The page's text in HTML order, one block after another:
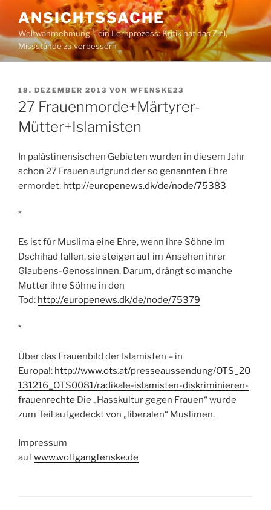
Inhalt
springen
ANSICHTSSACHE
Weltwahrnehmung – ein Lernprozess: Kritik hat das Ziel,
Missstände zu verbessern
VERÖFFENTLICHT
AM
18. DEZEMBER 2013 VON WFENSKE23
27 Frauenmorde+Märtyrer-
Mütter+Islamisten
In palästinensischen Gebieten wurden in diesem Jahr
schon 27 Frauen aufgrund der so genannten Ehre
ermordet: http://europenews.dk/de/node/75383
*
Es ist für Muslima eine Ehre, wenn ihre Söhne im
Dschihad fallen, sie steigen auf im Ansehen ihrer
Glaubens-Genossinnen. Darum, drängt so manche
Mutter ihre Söhne in den
Tod: http://europenews.dk/de/node/75379
*
Über das Frauenbild der Islamisten – in
Europa!: http://www.ots.at/presseaussendung/OTS_20
131216_OTS0081/radikale-islamisten-diskriminieren-
frauenrechte Die „Hasskultur gegen Frauen“ wurde
zum Teil aufgedeckt von „liberalen“ Muslimen.
Impressum
aufwww.wolfgangfenske.de